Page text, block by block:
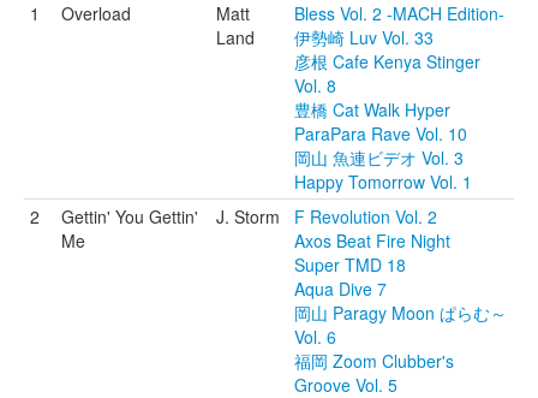
Lesson Database
1
Overload
Matt
Land
Bless Vol. 2 -MACH Edition-
伊勢崎 Luv Vol. 33
彦根 Cafe Kenya Stinger
Vol. 8
豊橋 Cat Walk Hyper
ParaPara Rave Vol. 10
岡山 魚連ビデオ Vol. 3
Happy Tomorrow Vol. 1
2
Gettin' You Gettin'
Me
J. Storm
F Revolution Vol. 2
Axos Beat Fire Night
Super TMD 18
Aqua Dive 7
岡山 Paragy Moon ぱらむ～
Vol. 6
福岡 Zoom Clubber's
Groove Vol. 5